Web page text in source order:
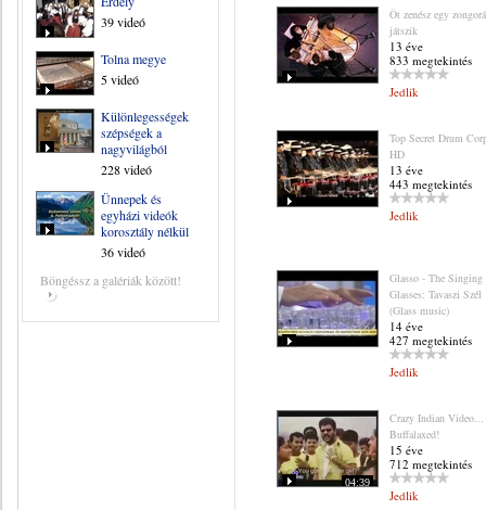
39 videó
Tolna megye
5 videó
Különlegességek,
szépségek a
nagyvilágból
228 videó
Ünnepek és
egyházi videók
korosztály nélkül
36 videó
Böngéssz a galériák között!
Öt zenész egy
játszik
13 éve
833 megtekintés
Jedlik
Top Secret Drum
HD
13 éve
443 megtekintés
Jedlik
Glasso - The Singing
Glasses: Tavaszi Szél
(Glass music)
14 éve
427 megtekintés
Jedlik
04:39
Crazy Indian Video...
Buffalaxed!
15 éve
712 megtekintés
Jedlik